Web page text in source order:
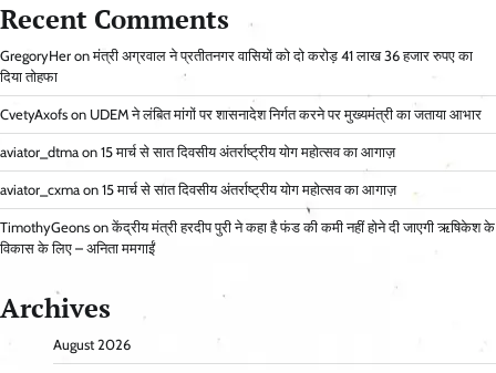
Recent Comments
GregoryHer onमंत्री अग्रवाल ने प्रतीतनगर वासियों को दो करोड़ 41 लाख 36 हजार रुपए का
दिया तोहफा
CvetyAxofs on UDEM ने लंबित मांगों पर शासनादेश निर्गत करने पर मुख्यमंत्री का जताया आभार
aviator_dtma on 15 मार्च से सात दिवसीय अंतर्राष्ट्रीय योग महोत्सव का आगाज़
aviator_cxma on 15 मार्च से सात दिवसीय अंतर्राष्ट्रीय योग महोत्सव का आगाज़
TimothyGeons onकेंद्रीय मंत्री हरदीप पुरी ने कहा है फंड की कमी नहीं होने दी जाएगी ऋषिकेश के
विकास के लिए – अनिता ममगाईं
Archives
August 2026